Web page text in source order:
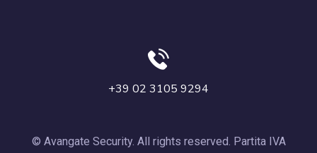
+39 02 3105 9294
© Avangate Security. All rights reserved. Partita IVA